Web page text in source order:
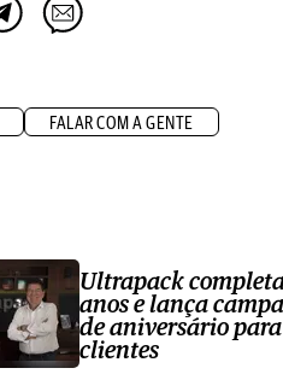
FALAR COM A GENTE
Ultrapack
anos e lança
de aniversário para
clientes